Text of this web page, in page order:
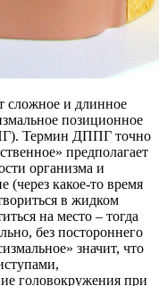
сложное и длинное
позиционное
Термин ДППГ точно
предполагает
организма и
(через какое-то время
в жидком
на место – тогда
без постороннего
значит, что
головокружения при